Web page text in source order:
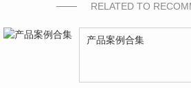
RELATED TO
产品案例合集